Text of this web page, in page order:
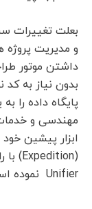
بعلت تغییرات
و مدیریت پروژه
بدون نیاز به
پایگاه داده
مهندسی و
Unifier نموده است.